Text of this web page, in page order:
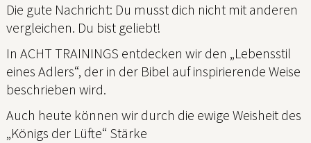
Die gute Nachricht: Du musst dich nicht mit anderen
vergleichen. Du bist geliebt!
In ACHT TRAININGS entdecken wir den „Lebensstil
eines Adlers“, der in der Bibel auf inspirierende Weise
beschrieben wird.
Auch heute können wir durch die ewige Weisheit des
„Königs der Lüfte“ Stärke